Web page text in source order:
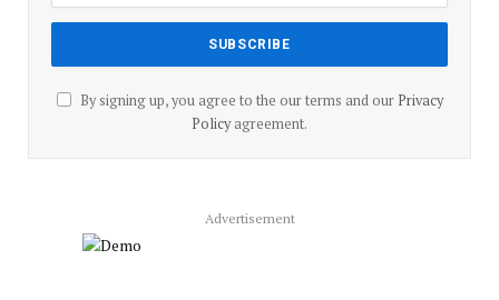
By signing up, you agree to the our terms and our Privacy
Policyagreement.
Advertisement